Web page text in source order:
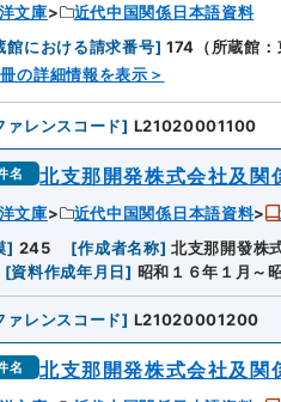
文庫
近代中国関係日本語資料
館における請求番号] 174（所蔵館：
の詳細情報を表示＞
ァレンスコード] L21020001100
名 北支那開発株式会社及
文庫 近代中国関係日本語資料
] 245 [作成者名称] 北支那開發株
[資料作成年月日] 昭和１６年１月～
ァレンスコード] L21020001200
名 北支那開発株式会社及